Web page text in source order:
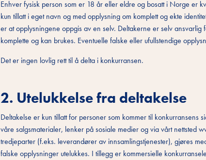
Enhver fysisk person som er 18 år eller eldre og bosatt i Norge er
kun tillatt i eget navn og med opplysning om komplett og ekte
er at opplysningene oppgis av en selv. Deltakerne er selv
komplette og kan brukes. Eventuelle falske eller ufullstendige
Det er ingen lovlig rett til å delta i konkurransen.
2. Utelukkelse fra deltakelse
Deltakelse er kun tillatt for personer som kommer til
våre salgsmaterialer, lenker på sosiale medier og via vårt nettsted
tredjeparter (f.eks. leverandører av innsamlingstjenester), gjøres
falske opplysninger utelukkes. I tillegg er kommersielle